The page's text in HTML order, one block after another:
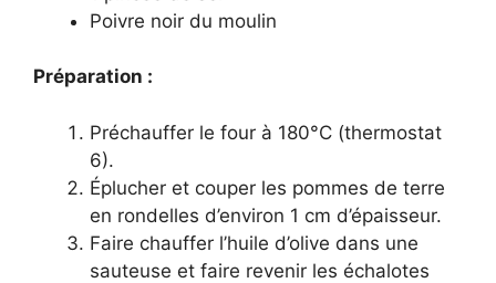
Poivre noir du moulin
Préparation :
Préchauffer le four à 180°C (thermostat
6).
Éplucher et couper les pommes de terre
en rondelles d’environ 1 cm d’épaisseur.
Faire chauffer l’huile d’olive dans une
sauteuse et faire revenir les échalotes